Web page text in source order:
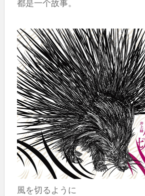
都是一个故事。
風を切るように